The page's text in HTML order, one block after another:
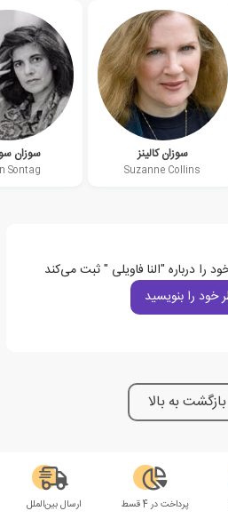
سوزان کالینز
Suzanne Collins
سوزان
Sontag
را درباره "النا فاویلی " ثبت می‌کند
خود را بنویسید
بازگشت به بالا
پرداخت در 4 قسط ارسال بین‌الملل